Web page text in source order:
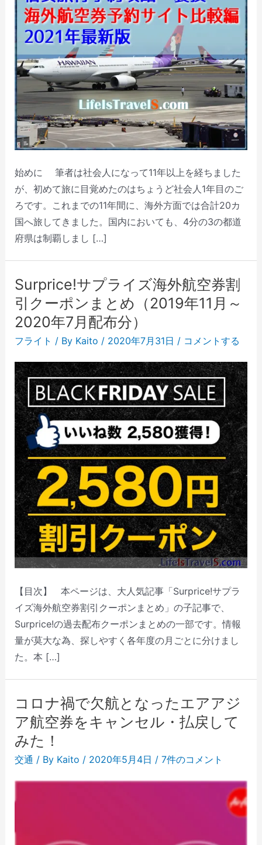
始めに 筆者は社会人になって11年以上を経ちました
が、初めて旅に目覚めたのはちょうど社会人1年目のご
ろです。これまでの11年間に、海外方面では合計20カ
国へ旅してきました。国内においても、4分の3の都道
府県は制覇しまし […]
Surprice!サプライズ海外航空券割
引クーポンまとめ（2019年11月～
2020年7月配布分）
フライト / By Kaito / 2020年7月31日 / コメントする
【目次】 本ページは、大人気記事「Surprice!サプラ
イズ海外航空券割引クーポンまとめ」の子記事で、
Surprice!の過去配布クーポンまとめの一部です。情報
量が莫大な為、探しやすく各年度の月ごとに分けまし
た。本 […]
コロナ禍で欠航となったエアアジ
ア航空券をキャンセル・払戻して
みた！
交通 / By Kaito / 2020年5月4日 / 7件のコメント